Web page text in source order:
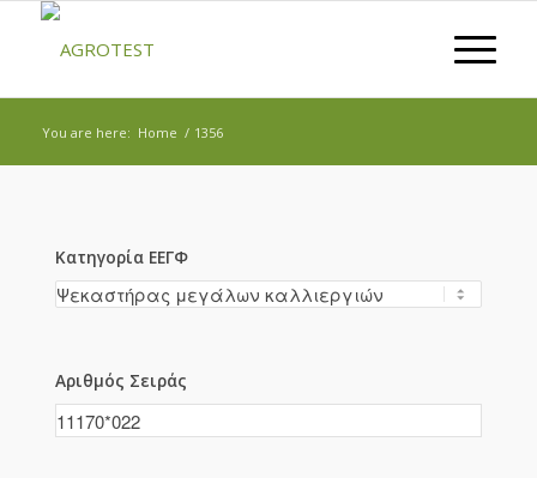
You are here: Home / 1356
Κατηγορία ΕΕΓΦ
Αριθμός Σειράς